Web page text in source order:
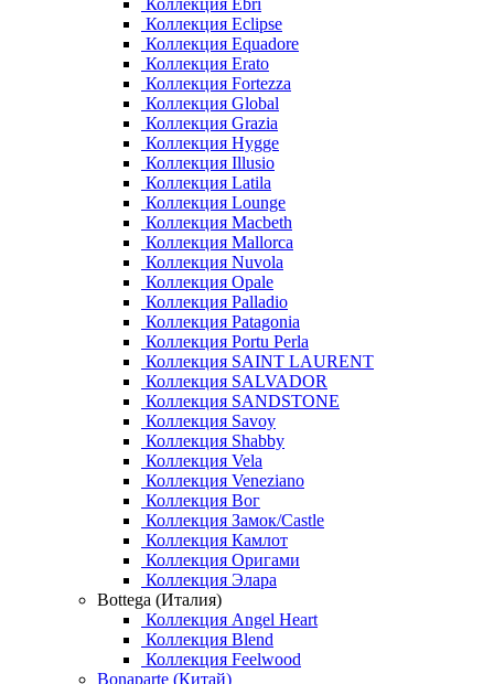
Коллекция Ebri
Коллекция Eclipse
Коллекция Equadore
Коллекция Erato
Коллекция Fortezza
Коллекция Global
Коллекция Grazia
Коллекция Hygge
Коллекция Illusio
Коллекция Latila
Коллекция Lounge
Коллекция Macbeth
Коллекция Mallorca
Коллекция Nuvola
Коллекция Opale
Коллекция Palladio
Коллекция Patagonia
Коллекция Portu Perla
Коллекция SAINT LAURENT
Коллекция SALVADOR
Коллекция SANDSTONE
Коллекция Savoy
Коллекция Shabby
Коллекция Vela
Коллекция Veneziano
Коллекция Вог
Коллекция Замок/Castle
Коллекция Камлот
Коллекция Оригами
Коллекция Элара
Bottega (Италия)
Коллекция Angel Heart
Коллекция Blend
Коллекция Feelwood
Bonaparte (Китай)